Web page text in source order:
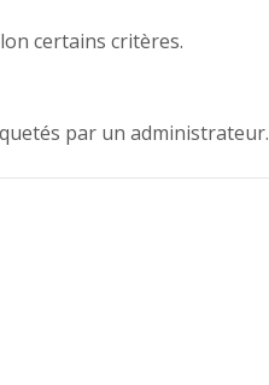
certains critères.
par un administrateur.